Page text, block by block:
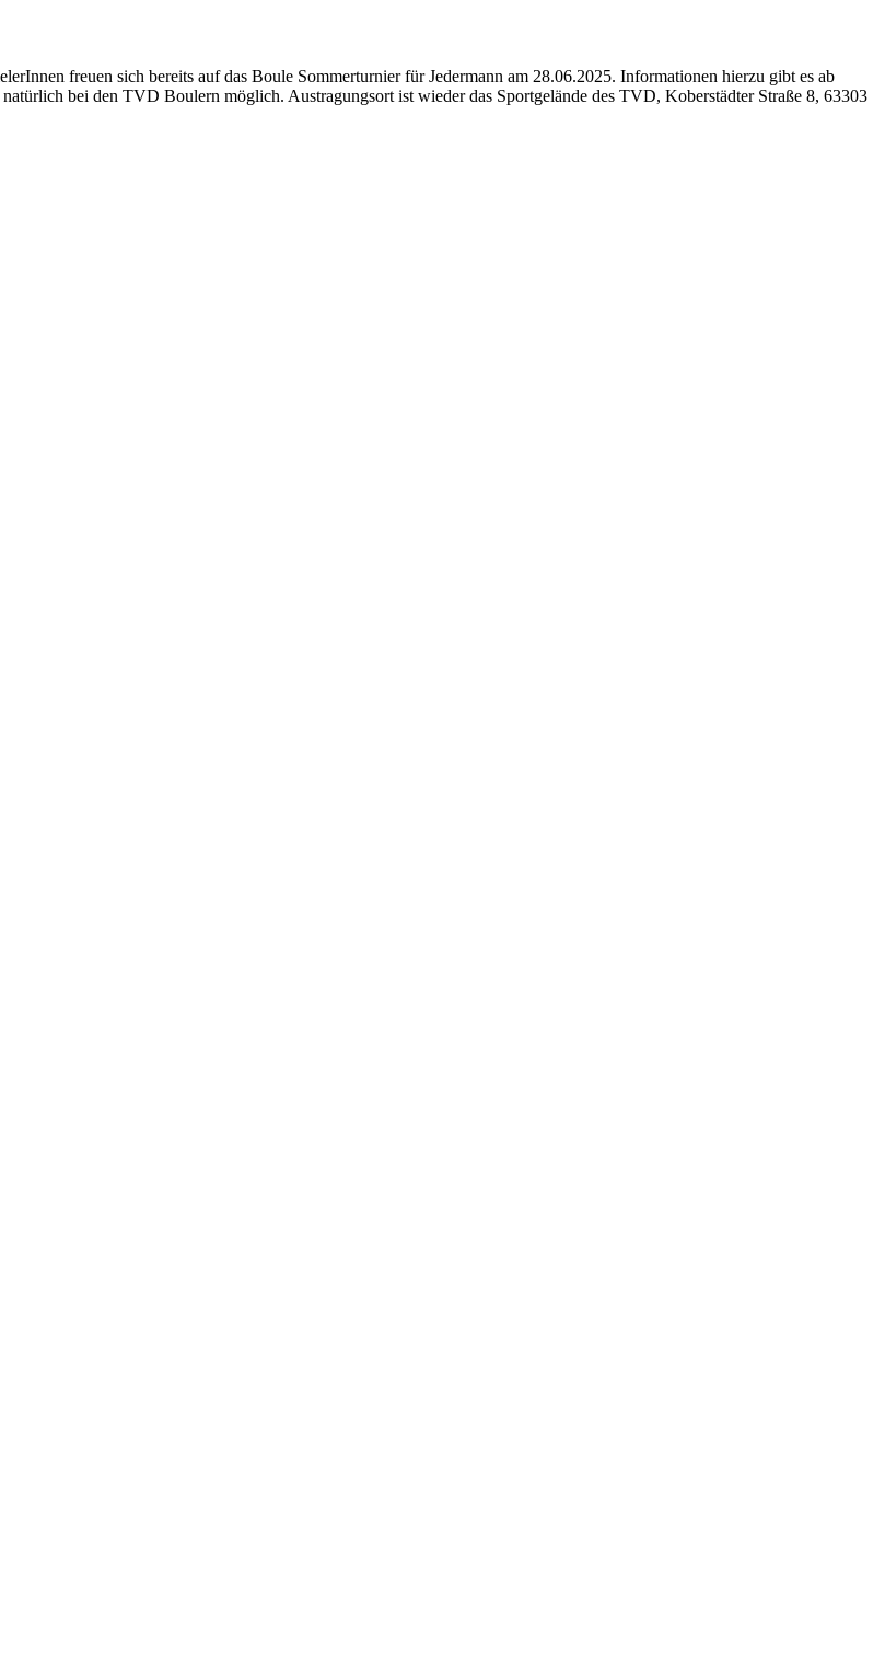
freuen sich bereits auf das Boule Sommerturnier für Jedermann am 28.06.2025. Informationen hierzu gibt es ab
bei den TVD Boulern möglich. Austragungsort ist wieder das Sportgelände des TVD, Koberstädter Straße 8, 63303